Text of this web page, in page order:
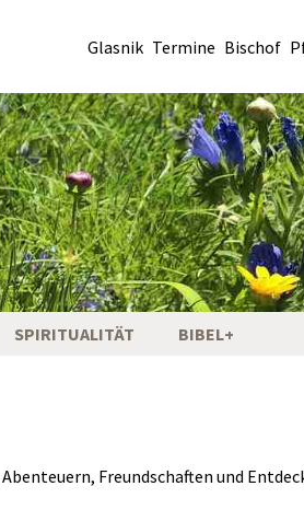
Glasnik Termine Bischof
SPIRITUALITÄT BIBEL+
Freundschaften und